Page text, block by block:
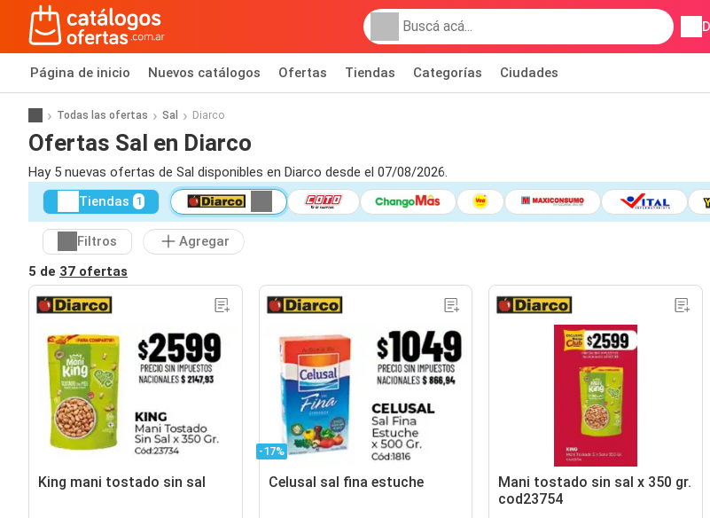
Página de inicio Nuevos catálogos Ofertas Tiendas Categorías Ciudades
Todas las ofertas Sal Diarco
Ofertas Sal en Diarco
Hay 5 nuevas ofertas de Sal disponibles en Diarco desde el 07/08/2026.
Tiendas 1
Filtros
Agregar
5 de 37 ofertas
King mani tostado sin sal
-17%
Celusal sal fina estuche
Mani tostado sin sal x 350 gr.
cod23754